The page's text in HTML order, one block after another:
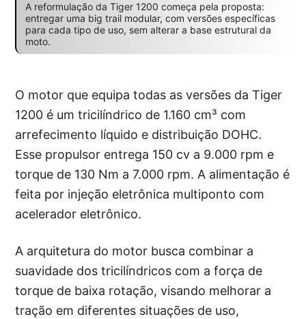
A reformulação da Tiger 1200 começa pela proposta:
entregar uma big trail modular, com versões específicas
para cada tipo de uso, sem alterar a base estrutural da
moto.
O motor que equipa todas as versões da Tiger
1200 é um tricilíndrico de 1.160 cm³ com
arrefecimento líquido e distribuição DOHC.
Esse propulsor entrega 150 cv a 9.000 rpm e
torque de 130 Nm a 7.000 rpm. A alimentação é
feita por injeção eletrônica multiponto com
acelerador eletrônico.
A arquitetura do motor busca combinar a
suavidade dos tricilíndricos com a força de
torque de baixa rotação, visando melhorar a
tração em diferentes situações de uso,